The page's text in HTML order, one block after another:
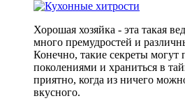
Хорошая хозяйка - эта такая
много премудростей и
Конечно, такие секреты могут
поколениями и храниться в
приятно, когда из ничего
вкусного.